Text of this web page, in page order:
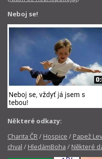
Neboj se!
Některé odkazy:
Charita ČR/ Hospice / Papež
chval / HledámBoha / Některé